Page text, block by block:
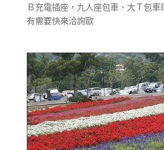
Ｂ充電插座，九人座包車、大Ｔ包車
有需要快來洽詢歐